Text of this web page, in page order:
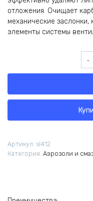
отложения. Очищает
механические заслонки,
элементы системы
Артикул: sl412
Категория: Аэрозоли и